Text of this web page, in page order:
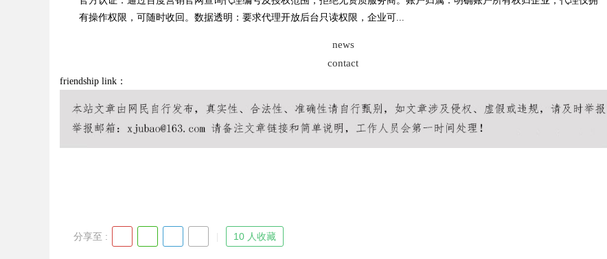
有操作权限，可随时收回。数据透明：要求代理开放后台只读权限，企业可...
news
contact
friendship link：
分享至 : 10 人收藏